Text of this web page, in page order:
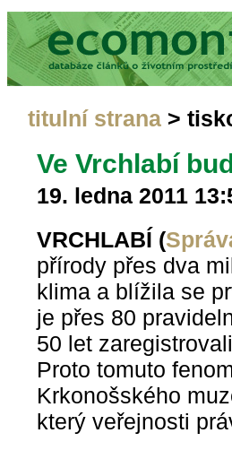
titulní strana >
Ve Vrchlabí
19. ledna 2011
VRCHLABÍ (
přírody přes dva
klima a blížila se
je přes 80
50 let
Proto tomuto
Krkonošského
který veřejnosti